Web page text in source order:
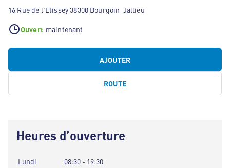
16 Rue de l'Etissey 38300 Bourgoin-Jallieu
Ouvert maintenant
AJOUTER
ROUTE
Heures d’ouverture
Lundi
08:30 - 19:30